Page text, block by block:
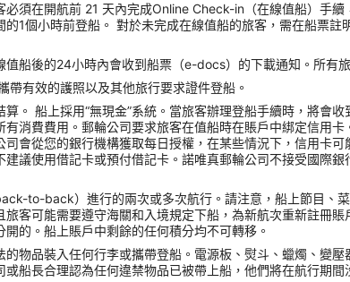
須在開航前 21 天內完成Online Check-in（在線值船）手
1個小時前登船。 對於未完成在線值船的旅客，需在船票
船後的24小時內會收到船票（e-docs）的下載通知。所有
有效的護照以及其他旅行要求證件登船。
。 船上採用“無現金”系統。當旅客辦理登船手續時，將會
消費費用。郵輪公司要求旅客在值船時在賬戶中綁定信用
司會從您的銀行機構獲取每日授權，在某些情況下，信用卡
議使用借記卡或預付借記卡。諾唯真郵輪公司不接受國際
to-back）進行的兩次或多次航行。請注意，船上節目、
客可能需要遵守海關和入境規定下船，為新航次重新註冊
的。船上賬戶中剩餘的任何積分均不可轉移。
物品裝入任何行李或攜帶登船。電源板、熨斗、蠟燭、變
船長合理認為任何違禁物品已被帶上船，他們將在航行期